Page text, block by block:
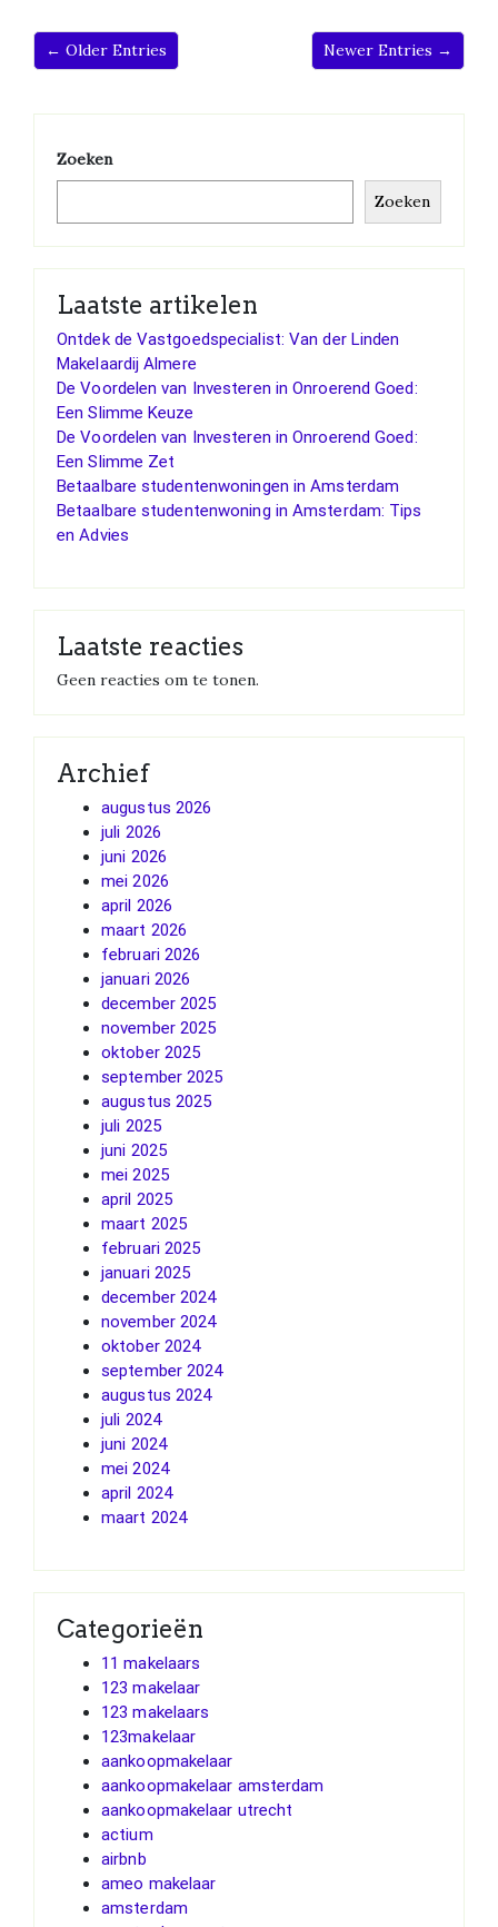
← Older Entries Newer Entries →
Zoeken
Zoeken
Laatste artikelen
Ontdek de Vastgoedspecialist: Van der Linden
Makelaardij Almere
De Voordelen van Investeren in Onroerend Goed:
Een Slimme Keuze
De Voordelen van Investeren in Onroerend Goed:
Een Slimme Zet
Betaalbare studentenwoningen in Amsterdam
Betaalbare studentenwoning in Amsterdam: Tips
en Advies
Laatste reacties
Geen reacties om te tonen.
Archief
augustus 2026
juli 2026
juni 2026
mei 2026
april 2026
maart 2026
februari 2026
januari 2026
december 2025
november 2025
oktober 2025
september 2025
augustus 2025
juli 2025
juni 2025
mei 2025
april 2025
maart 2025
februari 2025
januari 2025
december 2024
november 2024
oktober 2024
september 2024
augustus 2024
juli 2024
juni 2024
mei 2024
april 2024
maart 2024
Categorieën
11 makelaars
123 makelaar
123 makelaars
123makelaar
aankoopmakelaar
aankoopmakelaar amsterdam
aankoopmakelaar utrecht
actium
airbnb
ameo makelaar
amsterdam